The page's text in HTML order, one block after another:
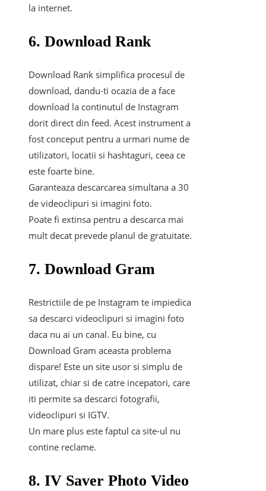
la internet.
6. Download Rank
Download Rank simplifica procesul de
download, dandu-ti ocazia de a face
download la continutul de Instagram
dorit direct din feed. Acest instrument a
fost conceput pentru a urmari nume de
utilizatori, locatii si hashtaguri, ceea ce
este foarte bine.
Garanteaza descarcarea simultana a 30
de videoclipuri si imagini foto.
Poate fi extinsa pentru a descarca mai
mult decat prevede planul de gratuitate.
7. Download Gram
Restrictiile de pe Instagram te impiedica
sa descarci videoclipuri si imagini foto
daca nu ai un canal. Eu bine, cu
Download Gram aceasta problema
dispare! Este un site usor si simplu de
utilizat, chiar si de catre incepatori, care
iti permite sa descarci fotografii,
videoclipuri si IGTV.
Un mare plus este faptul ca site-ul nu
contine reclame.
8. IV Saver Photo Video